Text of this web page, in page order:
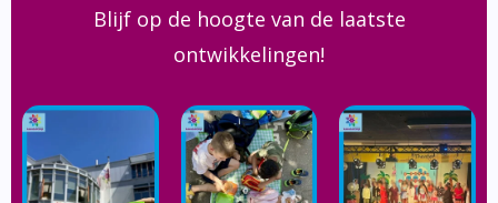
Blijf op de hoogte van de laatste
ontwikkelingen!